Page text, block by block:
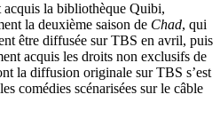
la bibliothèque Quibi,
la deuxième saison de Chad, qui
être diffusée sur TBS en avril, puis
acquis les droits non exclusifs de
la diffusion originale sur TBS s’est
comédies scénarisées sur le câble